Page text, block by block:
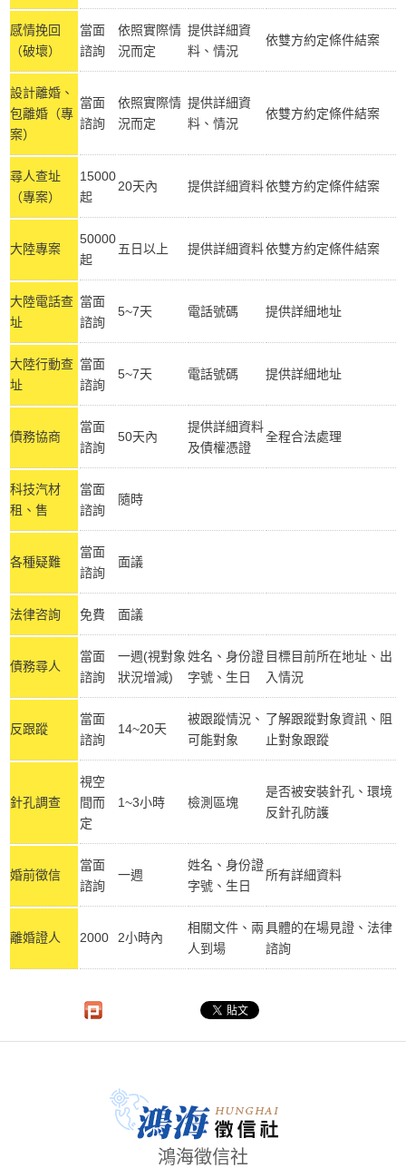
感情挽回
（破壞）
當面
諮詢
依照實際情
況而定
提供詳細資
料、情況
依雙方約定條件結案
設計離婚、
包離婚（專
案）
當面
諮詢
依照實際情
況而定
提供詳細資
料、情況
依雙方約定條件結案
尋人查址
（專案）
15000
起
20天內 提供詳細資料依雙方約定條件結案
大陸專案
50000
起
五日以上 提供詳細資料依雙方約定條件結案
大陸電話查
址
當面
諮詢
5~7天 電話號碼 提供詳細地址
大陸行動查
址
當面
諮詢
5~7天 電話號碼 提供詳細地址
債務協商
當面
諮詢
50天內
提供詳細資料
及債權憑證
全程合法處理
科技汽材
租、售
當面
諮詢
隨時
各種疑難
當面
諮詢
面議
法律咨詢 免費 面議
債務尋人
當面
諮詢
一週(視對象
狀況增減)
姓名、身份證
字號、生日
目標目前所在地址、出
入情況
反跟蹤
當面
諮詢
14~20天
被跟蹤情況、
可能對象
了解跟蹤對象資訊、阻
止對象跟蹤
針孔調查
視空
間而
定
1~3小時 檢測區塊
是否被安裝針孔、環境
反針孔防護
婚前徵信
當面
諮詢
一週
姓名、身份證
字號、生日
所有詳細資料
離婚證人 2000 2小時內
相關文件、兩
人到場
具體的在場見證、法律
諮詢
鴻海徵信社